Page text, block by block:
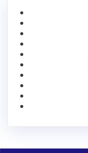
ビ
ゲ
ー
シ
ョ
ン